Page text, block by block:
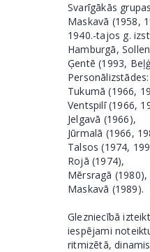
Svarīgākās
Maskavā (1958,
1940.-tajos g.
Hamburgā,
Ģentē (1993,
Tukumā (1966,
Ventspilī (1966,
Jelgavā (1966),
Jūrmalā (1966,
Talsos (1974,
Rojā (1974),
Mērsragā (1980),
Maskavā (1989).
Glezniecībā
iespējami
ritmizētā,